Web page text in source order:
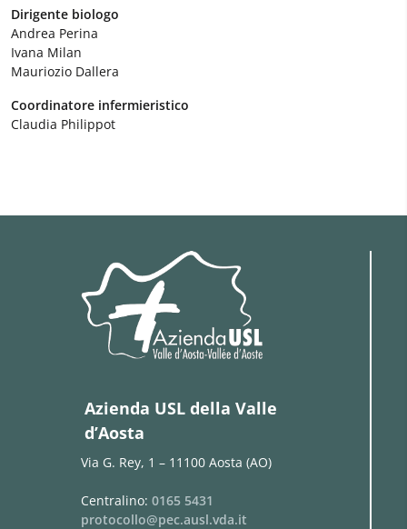
Dirigente biologo
Andrea Perina
Ivana Milan
Mauriozio Dallera
Coordinatore infermieristico
Claudia Philippot
Azienda USL della Valle
d’Aosta
Via G. Rey, 1 – 11100 Aosta (AO)
Centralino: 0165 5431
protocollo@pec.ausl.vda.it